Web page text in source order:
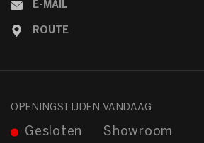
E-MAIL
ROUTE
OPENINGSTIJDEN VANDAAG
Showroom
Gesloten